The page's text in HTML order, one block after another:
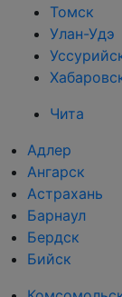
Томск
Улан-Удэ
Чита
Адлер
Ангарск
Астрахань
Барнаул
Бердск
Бийск